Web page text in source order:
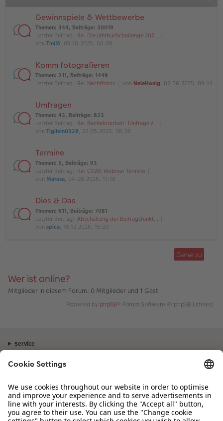
Gewinnspiele & Wettbewerbe
Themen: 344, Beiträge: 30019
Letzter Beitrag: Re: Die Jahrbuchchallenge 202…
von TiniM, 09.10.2025, 00:08
Komm fotografieren
Themen: 211, Beiträge: 1449
Letzter Beitrag: Re: Nachtfotos von NeleHonig, 02.06.2025, 09:14
Umfragen
Themen: 43, Beiträge: 823
Letzter Beitrag: Re: Bachelorarbeit: Umfrage z…
von Tigilein0328, 22.05.2025, 08:26
Termine
Themen: 5, Beiträge: 93
Letzter Beitrag: Re: CEWE Webinar Termine
von Maresa, 04.08.2025, 11:18
Dies & Das
Themen: 611, Beiträge: 7081
Letzter Beitrag: Abschaltung der Beitragsfunkt…
von spica, 18.12.2025, 15:20
Gehe zu
Wer ist online?
Mitglieder in diesem Forum: 0 Mitglieder und 1 Gast
Powered by phpBB® Forum Software © phpBB Limited
Service
Sortiment